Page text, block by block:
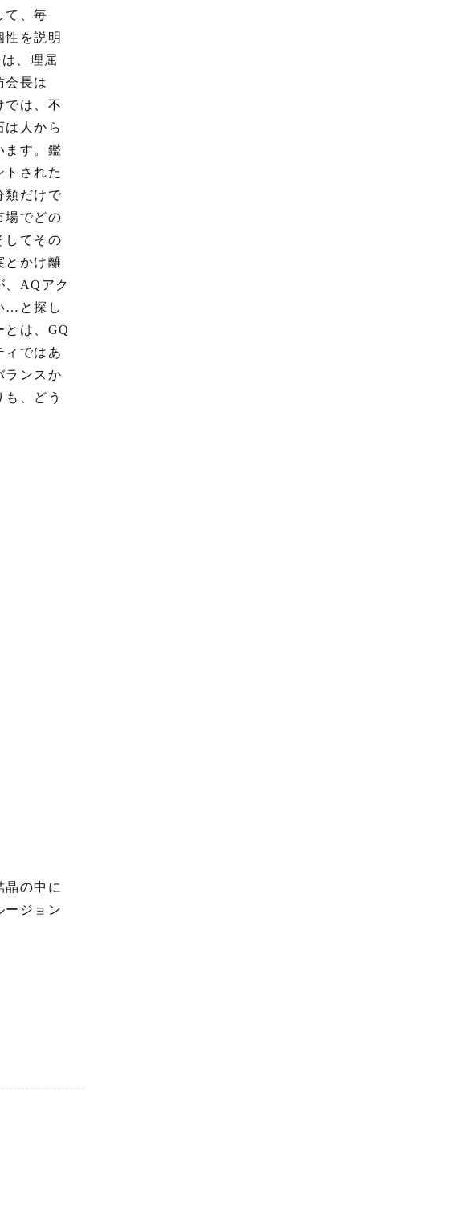
て、毎
性を説明
、理屈
会長は
では、不
は人から
ます。鑑
トされた
類だけで
場でどの
してその
とかけ離
、AQアク
…と探し
とは、GQ
ィではあ
ランスか
、どう
晶の中に
ージョン